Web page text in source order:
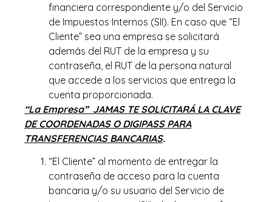
financiera correspondiente y/o del Servicio
de Impuestos Internos (SII). En caso que “El
Cliente” sea una empresa se solicitará
además del RUT de la empresa y su
contraseña, el RUT de la persona natural
que accede a los servicios que entrega la
cuenta proporcionada.
“La Empresa” JAMAS TE SOLICITARÁ LA CLAVE
DE COORDENADAS O DIGIPASS PARA
TRANSFERENCIAS BANCARIAS.
“El Cliente” al momento de entregar la
contraseña de acceso para la cuenta
bancaria y/o su usuario del Servicio de